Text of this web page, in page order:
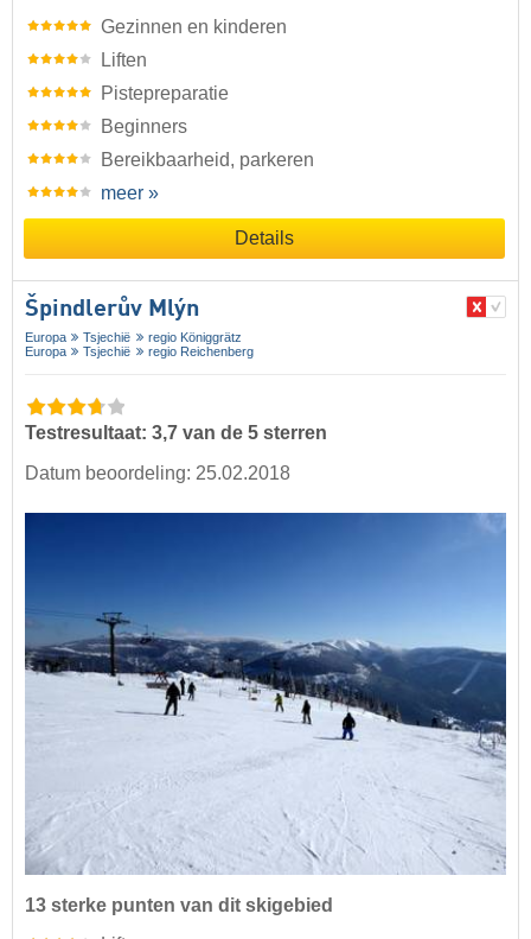
Gezinnen en kinderen
Liften
Pistepreparatie
Beginners
Bereikbaarheid, parkeren
meer »
Details
Špindlerův Mlýn
Europa Tsjechië
regio Königgrätz
Europa
Tsjechië regio Reichenberg
Testresultaat: 3,7 van de 5 sterren
Datum beoordeling: 25.02.2018
13 sterke punten van dit skigebied